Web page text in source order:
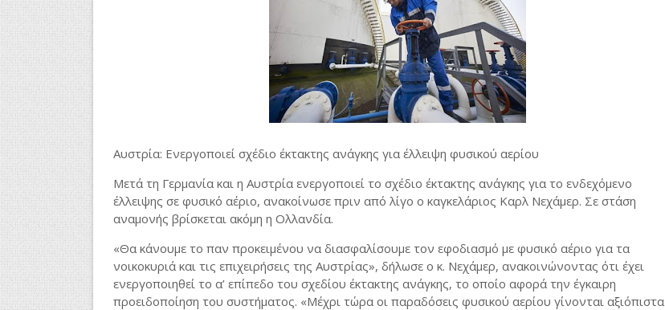
Αυστρία: Ενεργοποιεί σχέδιο έκτακτης ανάγκης για έλλειψη φυσικού αερίου
Μετά τη Γερμανία και η Αυστρία ενεργοποιεί το σχέδιο έκτακτης ανάγκης για το ενδεχόμενο
έλλειψης σε φυσικό αέριο, ανακοίνωσε πριν από λίγο ο καγκελάριος Καρλ Νεχάμερ. Σε στάση
αναμονής βρίσκεται ακόμη η Ολλανδία.
«Θα κάνουμε το παν προκειμένου να διασφαλίσουμε τον εφοδιασμό με φυσικό αέριο για τα
νοικοκυριά και τις επιχειρήσεις της Αυστρίας», δήλωσε ο κ. Νεχάμερ, ανακοινώνοντας ότι έχει
ενεργοποιηθεί το α’ επίπεδο του σχεδίου έκτακτης ανάγκης, το οποίο αφορά την έγκαιρη
προειδοποίηση του συστήματος. «Μέχρι τώρα οι παραδόσεις φυσικού αερίου γίνονται αξιόπιστα